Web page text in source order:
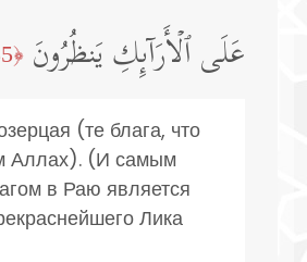
عَلَى ٱلۡأَرَاۤىِٕكِ یَنظُرُونَ ﴿35﴾
(те блага, что
Аллах). (И самым
в Раю является
Лика